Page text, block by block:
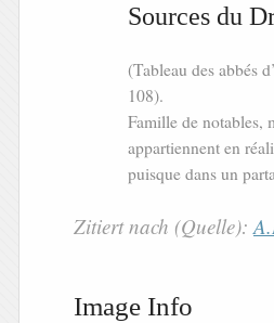
Sources du
(Tableau des abbés
108).
Famille de notables,
appartiennent en
puisque dans un
Zitiert nach (Quelle):
Image Info